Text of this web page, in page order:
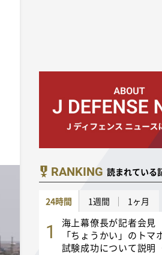
RANKING 読まれている
24時間 1週間 1ヶ月
海上幕僚長が記者会
「ちょうかい」のトマ
試験成功について説明